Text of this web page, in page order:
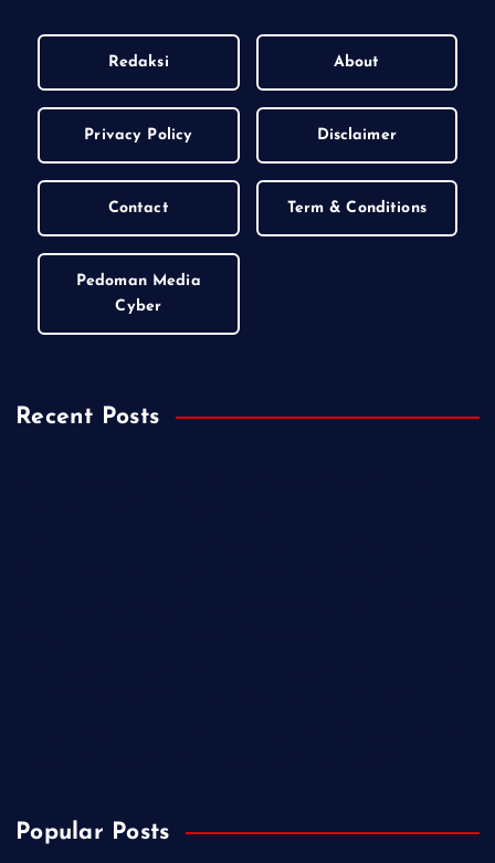
Redaksi About
Privacy Policy Disclaimer
Contact Term & Conditions
Pedoman Media
Cyber
Recent Posts
Popular Posts